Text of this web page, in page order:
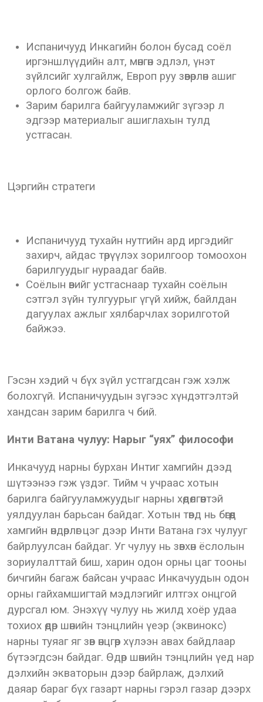
Испаничууд Инкагийн болон бусад соёл
иргэншлүүдийн алт, мөнгөн эдлэл, үнэт
зүйлсийг хулгайлж, Европ руу зөөвөрлөн ашиг
орлого болгож байв.
Зарим барилга байгууламжийг зүгээр л
эдгээр материалыг ашиглахын тулд
устгасан.
Цэргийн стратеги
Испаничууд тухайн нутгийн ард иргэдийг
захирч, айдас төрүүлэх зорилгоор томоохон
барилгуудыг нураадаг байв.
Соёлын өвийг устгаснаар тухайн соёлын
сэтгэл зүйн тулгуурыг үгүй хийж, байлдан
дагуулах ажлыг хялбарчлах зорилготой
байжээ.
Гэсэн хэдий ч бүх зүйл устгагдсан гэж хэлж
болохгүй. Испаничуудын зүгээс хүндэтгэлтэй
хандсан зарим барилга ч бий.
Инти Ватана чулуу: Нарыг “уях” философи
Инкачууд нарны бурхан Интиг хамгийн дээд
шүтээнээ гэж үздэг. Тийм ч учраас хотын
барилга байгууламжуудыг нарны хөдөлгөөнтэй
уялдуулан барьсан байдаг. Хотын төвд нь бөгөөд
хамгийн өндөрлөг цэг дээр Инти Ватана гэх чулууг
байрлуулсан байдаг. Уг чулуу нь зөвхөн ёслолын
зориулалттай биш, харин одон орны цаг тооны
бичгийн багаж байсан учраас Инкачуудын одон
орны гайхамшигтай мэдлэгийг илтгэх онцгой
дурсгал юм. Энэхүү чулуу нь жилд хоёр удаа
тохиох өдөр шөнийн тэнцлийн үеэр (эквинокс)
нарны туяаг яг зөв өнцгөөр хүлээн авах байдлаар
бүтээгдсэн байдаг. Өдөр шөнийн тэнцлийн үед нар
дэлхийн экваторын дээр байрлаж, дэлхий
даяар бараг бүх газарт нарны гэрэл газар дээрх